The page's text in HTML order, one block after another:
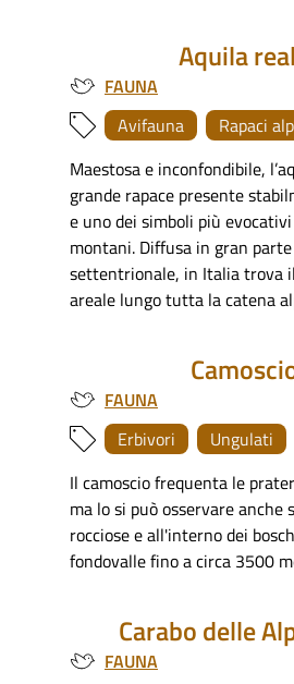
Aquila
FAUNA
Avifauna
Rapaci
Maestosa e inconfondibile,
grande rapace presente
e uno dei simboli più
montani. Diffusa in gran parte
settentrionale, in Italia trova
areale lungo tutta la catena
FAUNA
Erbivori
Ungulati
Il camoscio frequenta le
ma lo si può osservare anche
rocciose e all'interno dei
fondovalle fino a circa 3500
Carabo delle
FAUNA